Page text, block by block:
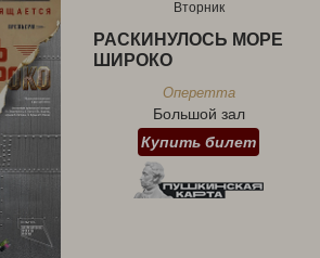
Вторник
РАСКИНУЛОСЬ МОРЕ
ШИРОКО
Оперетта
Большой зал
Купить билет